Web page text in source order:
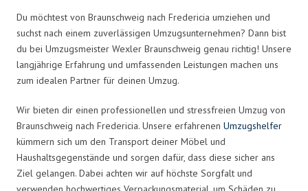
Du möchtest von Braunschweig nach Fredericia umziehen und
suchst nach einem zuverlässigen Umzugsunternehmen? Dann bist
du bei Umzugsmeister Wexler Braunschweig genau richtig! Unsere
langjährige Erfahrung und umfassenden Leistungen machen uns
zum idealen Partner für deinen Umzug.
Wir bieten dir einen professionellen und stressfreien Umzug von
Braunschweig nach Fredericia. Unsere erfahrenen Umzugshelfer
kümmern sich um den Transport deiner Möbel und
Haushaltsgegenstände und sorgen dafür, dass diese sicher ans
Ziel gelangen. Dabei achten wir auf höchste Sorgfalt und